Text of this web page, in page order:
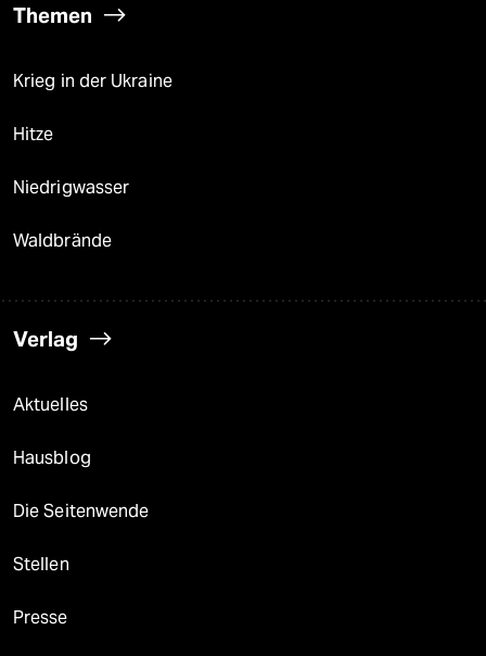
Themen
Krieg in der Ukraine
Hitze
Niedrigwasser
Waldbrände
Verlag
Aktuelles
Hausblog
Die Seitenwende
Stellen
Presse